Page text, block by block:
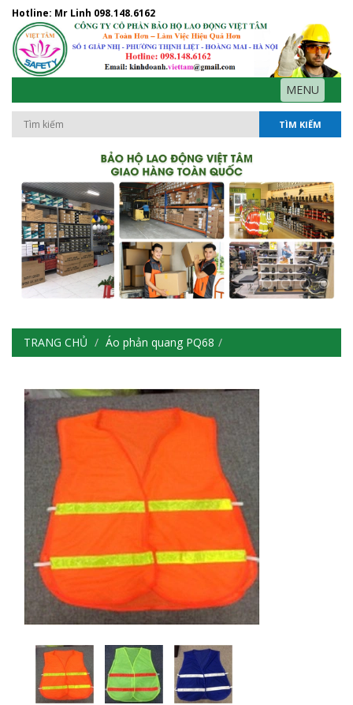
Hotline: Mr Linh 098.148.6162
MENU
TÌM KIẾM
TRANG CHỦ Áo phản quang PQ68